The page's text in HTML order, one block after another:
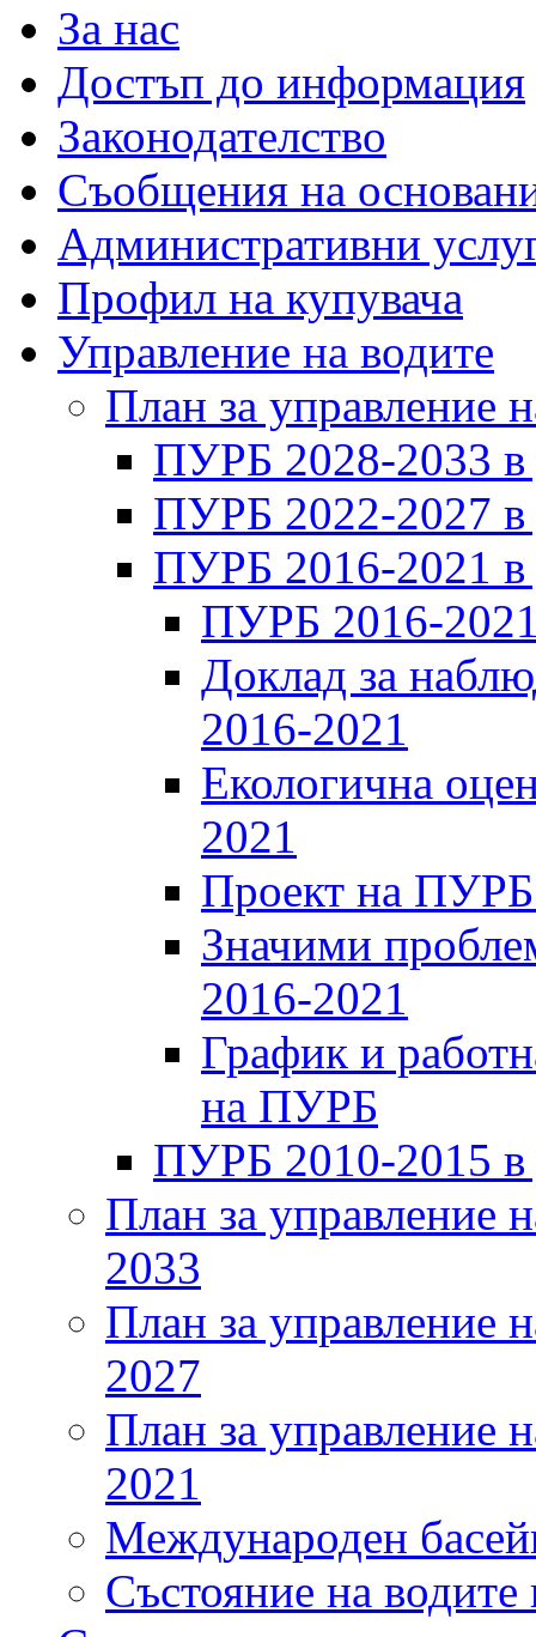
За нас
Достъп до информация
Законодателство
Съобщения на
Административни
Профил на купувача
Управление на водите
План за управление
ПУРБ 2028-2033 в
ПУРБ 2022-2027 в
ПУРБ 2016-2021 в
ПУРБ 2016-
Доклад за
2016-2021
Екологична
2021
Проект на
Значими
2016-2021
График и
на ПУРБ
ПУРБ 2010-2015 в
План за управление
2033
План за управление
2027
План за управление
2021
Международен
Състояние на водите